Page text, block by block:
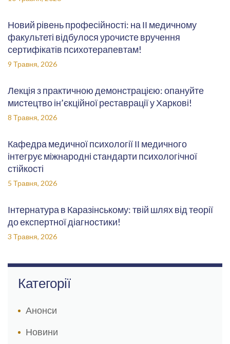
Новий рівень професійності: на ІІ медичному
факультеті відбулося урочисте вручення
сертифікатів психотерапевтам!
9 Травня, 2026
Лекція з практичною демонстрацією: опануйте
мистецтво ін’єкційної реставрації у Харкові!
8 Травня, 2026
Кафедра медичної психології ІІ медичного
інтегрує міжнародні стандарти психологічної
стійкості
5 Травня, 2026
Інтернатура в Каразінському: твій шлях від теорії
до експертної діагностики!
3 Травня, 2026
Категорії
Анонси
Новини